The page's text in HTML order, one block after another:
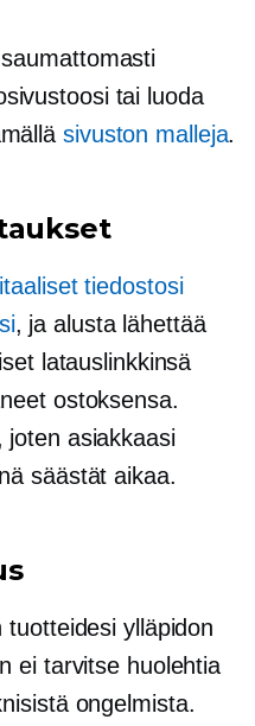
tai luoda
sivuston malleja.
tiedostosi
, ja alusta lähettää
latauslinkkinsä
ostoksensa.
joten asiakkaasi
säästät aikaa.
tuotteidesi ylläpidon
ei tarvitse huolehtia
ongelmista.